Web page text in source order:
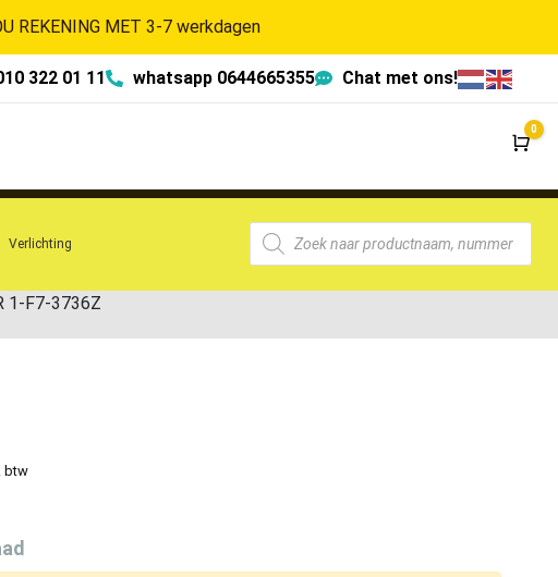
REKENING MET 3-7 werkdagen
322 01 11 whatsapp 0644665355 Chat met ons!
0
Verlichting
1-F7-3736Z
btw